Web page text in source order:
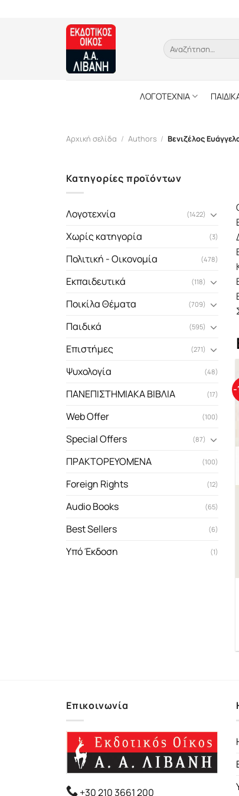
Αναζήτηση
για:
ΛΟΓΟΤΕΧΝΙΑ
Αρχική σελίδα / Authors / Βενιζέλος
Κατηγορίες προϊόντων
Λογοτεχνία (1422)
Χωρίς κατηγορία (3)
Πολιτική - Οικονομία (478)
Εκπαιδευτικά (118)
Ποικίλα Θέματα (709)
Παιδικά (595)
Επιστήμες (271)
Ψυχολογία (48)
ΠΑΝΕΠΙΣΤΗΜΙΑΚΑ ΒΙΒΛΙΑ (17)
Web Offer (100)
Special Offers (87)
ΠΡΑΚΤΟΡΕΥΟΜΕΝΑ (100)
Foreign Rights (12)
Audio Books (65)
Best Sellers (6)
Υπό Έκδοση (1)
-
Επικοινωνία
+30 210 3661 200